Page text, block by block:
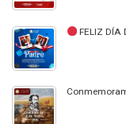
FELIZ DÍA